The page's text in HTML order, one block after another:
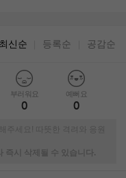
최신순 등록순 공감순
부러워요
0
예뻐요
0
세요! 따뜻한 격려와 응원
즉시 삭제될 수 있습니다.